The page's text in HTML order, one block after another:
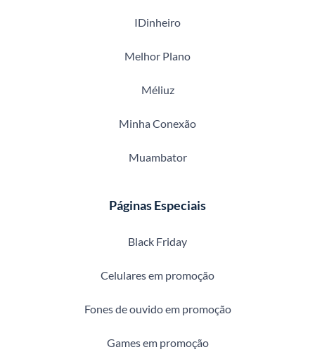
IDinheiro
Melhor Plano
Méliuz
Minha Conexão
Muambator
Páginas Especiais
Black Friday
Celulares em promoção
Fones de ouvido em promoção
Games em promoção